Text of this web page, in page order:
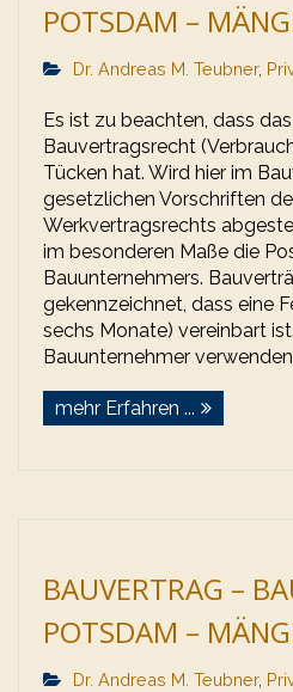
POTSDAM –
Dr. Andreas M. Teubner,
Es ist zu beachten, dass
Bauvertragsrecht
Tücken hat. Wird hier im
gesetzlichen Vorschriften
Werkvertragsrechts
im besonderen Maße die
Bauunternehmers.
gekennzeichnet, dass eine
sechs Monate) vereinbart
Bauunternehmer
mehr Erfahren ...
BAUVERTRAG –
POTSDAM –
Dr. Andreas M. Teubner,